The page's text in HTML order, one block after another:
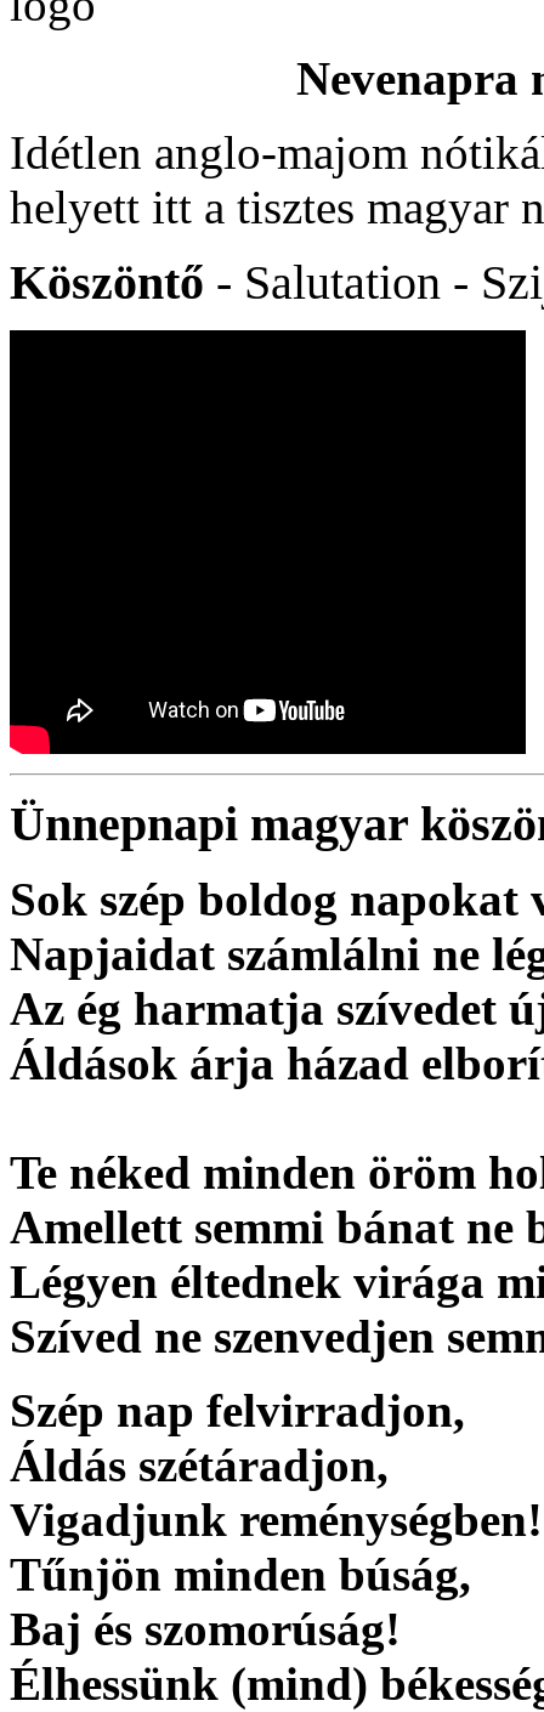
Nevenapra
Idétlen anglo-majom
helyett itt a tisztes magyar
Köszöntő - Salutation -
Ünnepnapi magyar
Sok szép boldog napokat
Napjaidat számlálni ne
Az ég harmatja szívedet
Áldások árja házad
Te néked minden öröm
Amellett semmi bánat ne
Légyen éltednek virága
Szíved ne szenvedjen
Szép nap felvirradjon,
Áldás szétáradjon,
Vigadjunk reménységben!
Tűnjön minden búság,
Baj és szomorúság!
Élhessünk (mind)